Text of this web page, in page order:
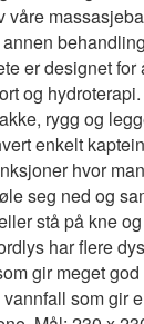
våre
er designet for
og
rygg og
enkelt
hvor
seg ned og
stå på kne
har flere
gir meget
som gir